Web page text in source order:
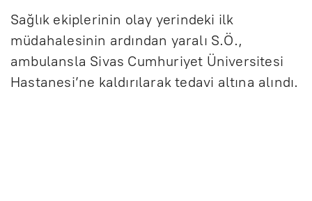
Sağlık ekiplerinin olay yerindeki ilk
müdahalesinin ardından yaralı S.Ö.,
ambulansla Sivas Cumhuriyet Üniversitesi
Hastanesi’ne kaldırılarak tedavi altına alındı.